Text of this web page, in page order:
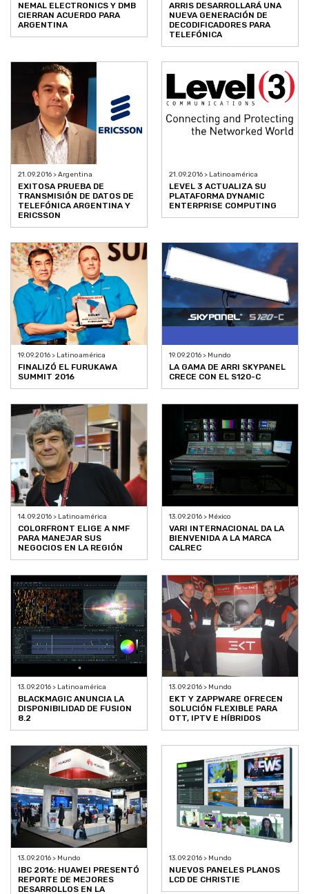
NEMAL ELECTRONICS Y DMB
CIERRAN ACUERDO PARA
ARGENTINA
ARRIS DESARROLLARÁ UNA
NUEVA GENERACIÓN DE
DECODIFICADORES PARA
TELEFÓNICA
21.09.2016 > Argentina
EXITOSA PRUEBA DE
TRANSMISIÓN DE DATOS DE
TELEFÓNICA ARGENTINA Y
ERICSSON
21.09.2016 > Latinoamérica
LEVEL 3 ACTUALIZA SU
PLATAFORMA DYNAMIC
ENTERPRISE COMPUTING
19.09.2016 > Latinoamérica
FINALIZÓ EL FURUKAWA
SUMMIT 2016
19.09.2016 > Mundo
LA GAMA DE ARRI SKYPANEL
CRECE CON EL S120-C
14.09.2016 > Latinoamérica
COLORFRONT ELIGE A NMF
PARA MANEJAR SUS
NEGOCIOS EN LA REGIÓN
13.09.2016 > México
VARI INTERNACIONAL DA LA
BIENVENIDA A LA MARCA
CALREC
13.09.2016 > Latinoamérica
BLACKMAGIC ANUNCIA LA
DISPONIBILIDAD DE FUSION
8.2
13.09.2016 > Mundo
EKT Y ZAPPWARE OFRECEN
SOLUCIÓN FLEXIBLE PARA
OTT, IPTV E HÍBRIDOS
13.09.2016 > Mundo
IBC 2016: HUAWEI PRESENTÓ
REPORTE DE MEJORES
DESARROLLOS EN LA
13.09.2016 > Mundo
NUEVOS PANELES PLANOS
LCD DE CHRISTIE